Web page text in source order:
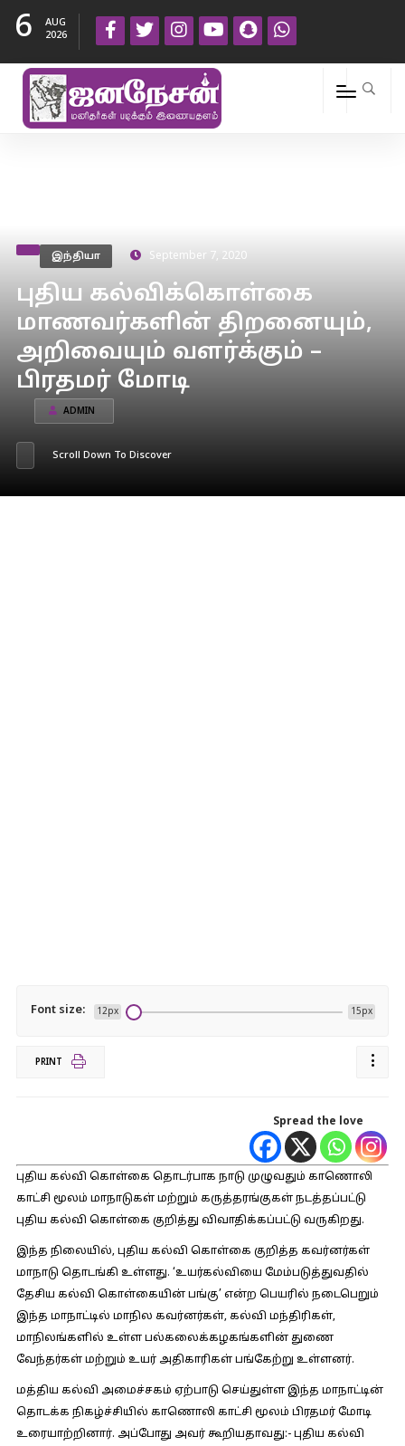
6
AUG
2026
இந்தியா September 7, 2020
புதிய கல்விக்கொள்கை
மாணவர்களின் திறனையும்,
அறிவையும் வளர்க்கும் –
பிரதமர் மோடி
ADMIN
Scroll Down To Discover
Font size: 12px 15px
PRINT
Spread the love
புதிய கல்வி கொள்கை தொடர்பாக நாடு முழுவதும் காணொலி
காட்சி மூலம் மாநாடுகள் மற்றும் கருத்தரங்குகள் நடத்தப்பட்டு
புதிய கல்வி கொள்கை குறித்து விவாதிக்கப்பட்டு வருகிறது.
இந்த நிலையில், புதிய கல்வி கொள்கை குறித்த கவர்னர்கள்
மாநாடு தொடங்கி உள்ளது. ‘உயர்கல்வியை மேம்படுத்துவதில்
தேசிய கல்வி கொள்கையின் பங்கு’ என்ற பெயரில் நடைபெறும்
இந்த மாநாட்டில் மாநில கவர்னர்கள், கல்வி மந்திரிகள்,
மாநிலங்களில் உள்ள பல்கலைக்கழகங்களின் துணை
வேந்தர்கள் மற்றும் உயர் அதிகாரிகள் பங்கேற்று உள்ளனர்.
மத்திய கல்வி அமைச்சகம் ஏற்பாடு செய்துள்ள இந்த மாநாட்டின்
தொடக்க நிகழ்ச்சியில் காணொலி காட்சி மூலம் பிரதமர் மோடி
உரையாற்றினார். அப்போது அவர் கூறியதாவது:- புதிய கல்வி